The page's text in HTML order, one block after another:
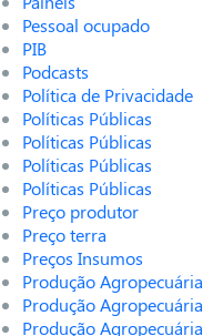
Pessoal ocupado
PIB
Podcasts
Política de Privacidade
Políticas Públicas
Políticas Públicas
Políticas Públicas
Políticas Públicas
Preço produtor
Preço terra
Preços Insumos
Produção Agropecuária
Produção Agropecuária
Produção Agropecuária